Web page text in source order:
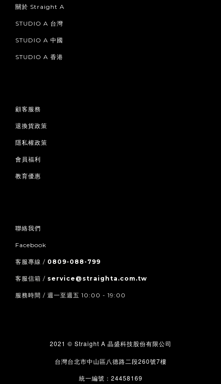
關於 Straight A
STUDIO A 台灣
STUDIO A 中國
STUDIO A 香港
顧客服務
退換貨政策
隱私權政策
會員福利
教育優惠
聯絡我們
Facebook
客服專線 / 0809-088-799
客服信箱 / service@straighta.com.tw
服務時間 / 週一至週五 10:00 - 19:00
2021 © Straight A 晶盛科技股份有限公司
台灣台北市中山區八德路二段260號7樓
統一編號： 24458169